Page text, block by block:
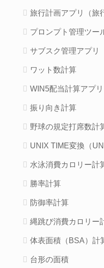
旅行計画アプリ（旅
プロンプト管理ツー
サブスク管理アプリ
ワット数計算
WIN5配当計算アプリ
振り向き計算
野球の規定打席数計
UNIX TIME変換（
水泳消費カロリー計
勝率計算
防御率計算
縄跳び消費カロリー
体表面積（BSA）計
台形の面積